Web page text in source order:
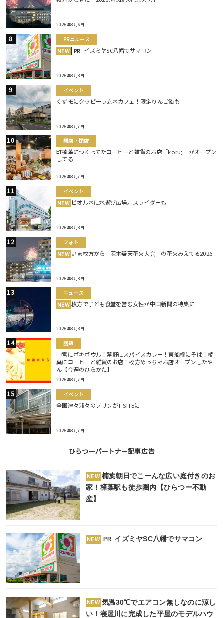
2026年8月6日
PRニュース
NEW PR イズミヤSC八幡でサマコン
2026年8月8日
イベント
くずモにクッピーラムネカフェ！限定りんご飴も
2026年8月7日
開店・閉店
町楠葉につくってたコーヒーと雑貨のお店「koru;」がオープン
してる
2026年8月7日
イベント
NEW ビオルネに水遊び広場。スライダーも
2026年8月8日
フォト
NEW いま枚方から「茨木辯天花火大会」の花火みえてる2026
2026年8月8日
ニュース
NEW 枚方で子ども食堂を営む女性が中国新聞の特集に
2026年8月8日
話題
中宮にポキボウル！禁野にスパイスカレー！東船橋にそば！楠
葉にコーヒーと雑貨のお店！枚方めっちゃお店オープンしたや
ん【今週のひらかた】
2026年8月7日
イベント
全国津々浦々のプリンがT-SITEに
2026年8月7日
ひらつーパートナー記事広告
NEW 楠葉朝日でこーんな広い庭付きのお
家！樟葉駅も徒歩圏内【ひらつー不動
産】
NEW PR イズミヤSC八幡でサマコン
NEW 気温30℃でエアコン無しなのに涼し
い！寝屋川に完成した平屋のモデルハウ